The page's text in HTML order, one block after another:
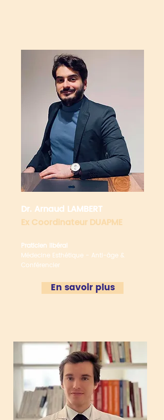
Dr. Arnaud LAMBERT
Ex Coordinateur DUAPME
Praticien libéral
Médecine Esthétique - Anti-âge &
Conférencier
En savoir plus